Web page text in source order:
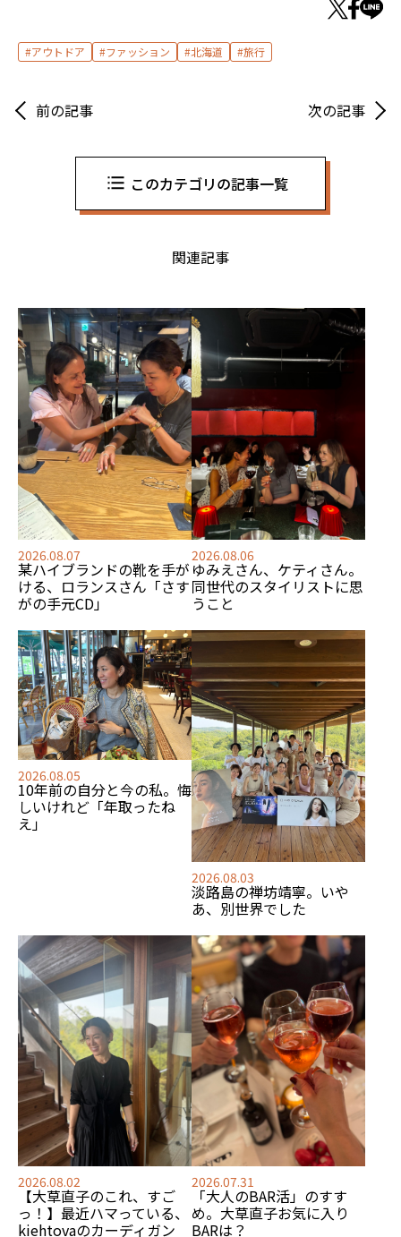
アウトドア ファッション 北海道 旅行
前の記事 次の記事
このカテゴリの記事一覧
関連記事
2026.08.07
某ハイブランドの靴を手が
ける、 ロランスさん「さす
がの手元CD」
2026.08.06
ゆみえさん、ケティさん。
同世代のスタイリストに思
うこと
2026.08.05
10年前の自分と今の私。悔
しいけれど「年取ったね
え」
2026.08.03
淡路島の禅坊靖寧。いや
あ、別世界でした
2026.08.02
【大草直子のこれ、すご
っ！】最近ハマっている、
kiehtovaのカーディガン
2026.07.31
「大人のBAR活」のすす
め。大草直子お気に入り
BARは？